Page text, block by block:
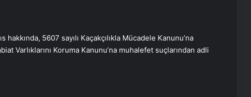
hakkında, 5607 sayılı Kaçakçılıkla Mücadele Kanunu’na
Varlıklarını Koruma Kanunu’na muhalefet suçlarından adli